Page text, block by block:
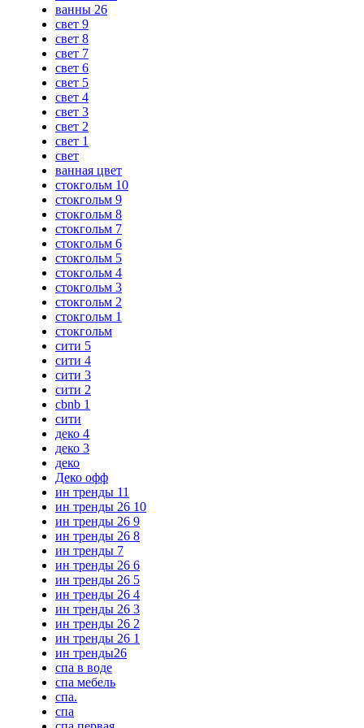
ванны 26
свет 9
свет 8
свет 7
свет 6
свет 5
свет 4
свет 3
свет 2
свет 1
свет
ванная цвет
стокгольм 10
стокгольм 9
стокгольм 8
стокгольм 7
стокгольм 6
стокгольм 5
стокгольм 4
стокгольм 3
стокгольм 2
стокгольм 1
стокгольм
сити 5
сити 4
сити 3
сити 2
cbnb 1
сити
деко 4
деко 3
деко
Деко офф
ин тренды 11
ин тренды 26 10
ин тренды 26 9
ин тренды 26 8
ин тренды 7
ин тренды 26 6
ин тренды 26 5
ин тренды 26 4
ин тренды 26 3
ин тренды 26 2
ин тренды 26 1
ин тренды26
спа в воде
спа мебель
спа.
спа